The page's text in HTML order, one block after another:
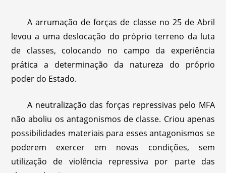
A arrumação de forças de classe no 25 de Abril
levou a uma deslocação do próprio terreno da luta
de classes, colocando no campo da experiência
prática a determinação da natureza do próprio
poder do Estado.
A neutralização das forças repressivas pelo MFA
não aboliu os antagonismos de classe. Criou apenas
possibilidades materiais para esses antagonismos se
poderem exercer em novas condições, sem
utilização de violência repressiva por parte das